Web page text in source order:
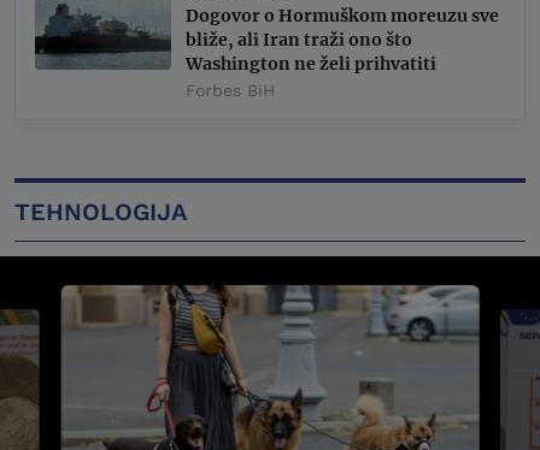
Dogovor o Hormuškom moreuzu sve
bliže, ali Iran traži ono što
Washington ne želi prihvatiti
Forbes BiH
TEHNOLOGIJA